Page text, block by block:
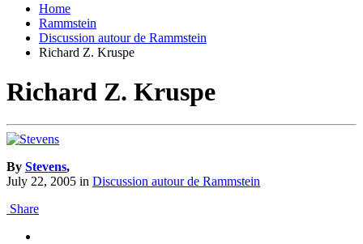
Home
Rammstein
Discussion autour de Rammstein
Richard Z. Kruspe
Richard Z. Kruspe
By Stevens,
July 22, 2005 in Discussion autour de Rammstein
Share